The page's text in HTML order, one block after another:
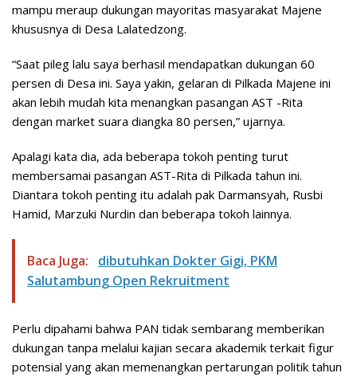
mampu meraup dukungan mayoritas masyarakat Majene
khususnya di Desa Lalatedzong.
“Saat pileg lalu saya berhasil mendapatkan dukungan 60
persen di Desa ini. Saya yakin, gelaran di Pilkada Majene ini
akan lebih mudah kita menangkan pasangan AST -Rita
dengan market suara diangka 80 persen,” ujarnya.
Apalagi kata dia, ada beberapa tokoh penting turut
membersamai pasangan AST-Rita di Pilkada tahun ini.
Diantara tokoh penting itu adalah pak Darmansyah, Rusbi
Hamid, Marzuki Nurdin dan beberapa tokoh lainnya.
Baca Juga:
dibutuhkan Dokter Gigi, PKM
Salutambung Open Rekruitment
Perlu dipahami bahwa PAN tidak sembarang memberikan
dukungan tanpa melalui kajian secara akademik terkait figur
potensial yang akan memenangkan pertarungan politik tahun